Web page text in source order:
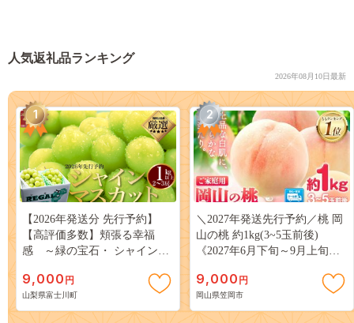
人気返礼品ランキング
2026年08月10日最新
1
【2026年発送分 先行予約】
【高評価多数】頬張る幸福
感 ～緑の宝石・ シャインマ
３房） フルーツ 山梨県産 果
物 くだもの シャイン マスカ
ット ぶどう ブドウ 葡萄 大粒
9,000 円
山梨県富士川町
2
＼2027年発送先行予約／桃 岡
山の桃 約1kg(3~5玉前後)
《2027年6月下旬～9月上旬頃
岡山 はくとう スイーツ フル
ーツ 果物 デザート 旬 モモ も
も 先行予約 送料無料 果物 岡
9,000 円
岡山県笠岡市